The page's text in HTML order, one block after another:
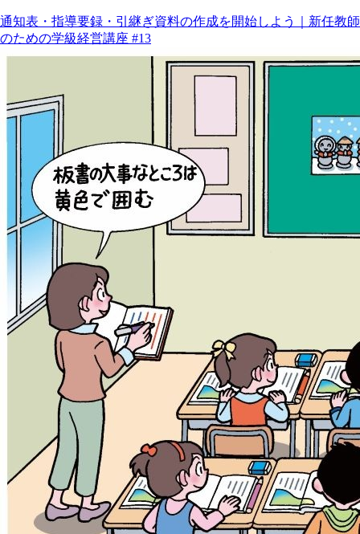
通知表・指導要録・引継ぎ資料の作成を開始しよう｜新任教師
のための学級経営講座 #13